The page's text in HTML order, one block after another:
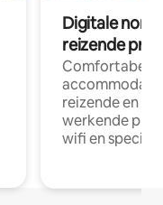
Digitale
reizende
Comfortabele
reizende en
werkende
wifi en